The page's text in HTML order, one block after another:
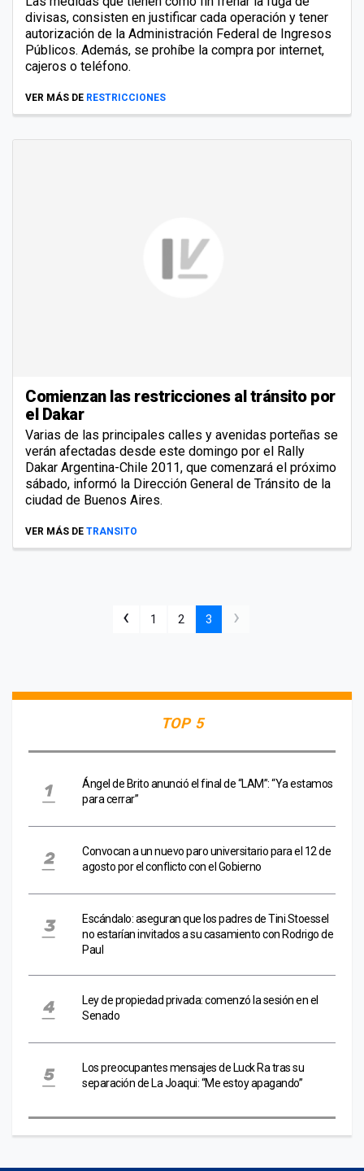
divisas, consisten en justificar cada operación y tener
autorización de la Administración Federal de Ingresos
Públicos. Además, se prohíbe la compra por internet,
cajeros o teléfono.
VER MÁS DE RESTRICCIONES
Comienzan las restricciones al tránsito por
el Dakar
Varias de las principales calles y avenidas porteñas se
verán afectadas desde este domingo por el Rally
Dakar Argentina-Chile 2011, que comenzará el próximo
sábado, informó la Dirección General de Tránsito de la
ciudad de Buenos Aires.
VER MÁS DE TRANSITO
‹ 1 2 3 ›
TOP 5
Ángel de Brito anunció el final de “LAM”: “Ya estamos
para cerrar”
Convocan a un nuevo paro universitario para el 12 de
agosto por el conflicto con el Gobierno
Escándalo: aseguran que los padres de Tini Stoessel
no estarían invitados a su casamiento con Rodrigo de
Paul
Ley de propiedad privada: comenzó la sesión en el
Senado
Los preocupantes mensajes de Luck Ra tras su
separación de La Joaqui: “Me estoy apagando”